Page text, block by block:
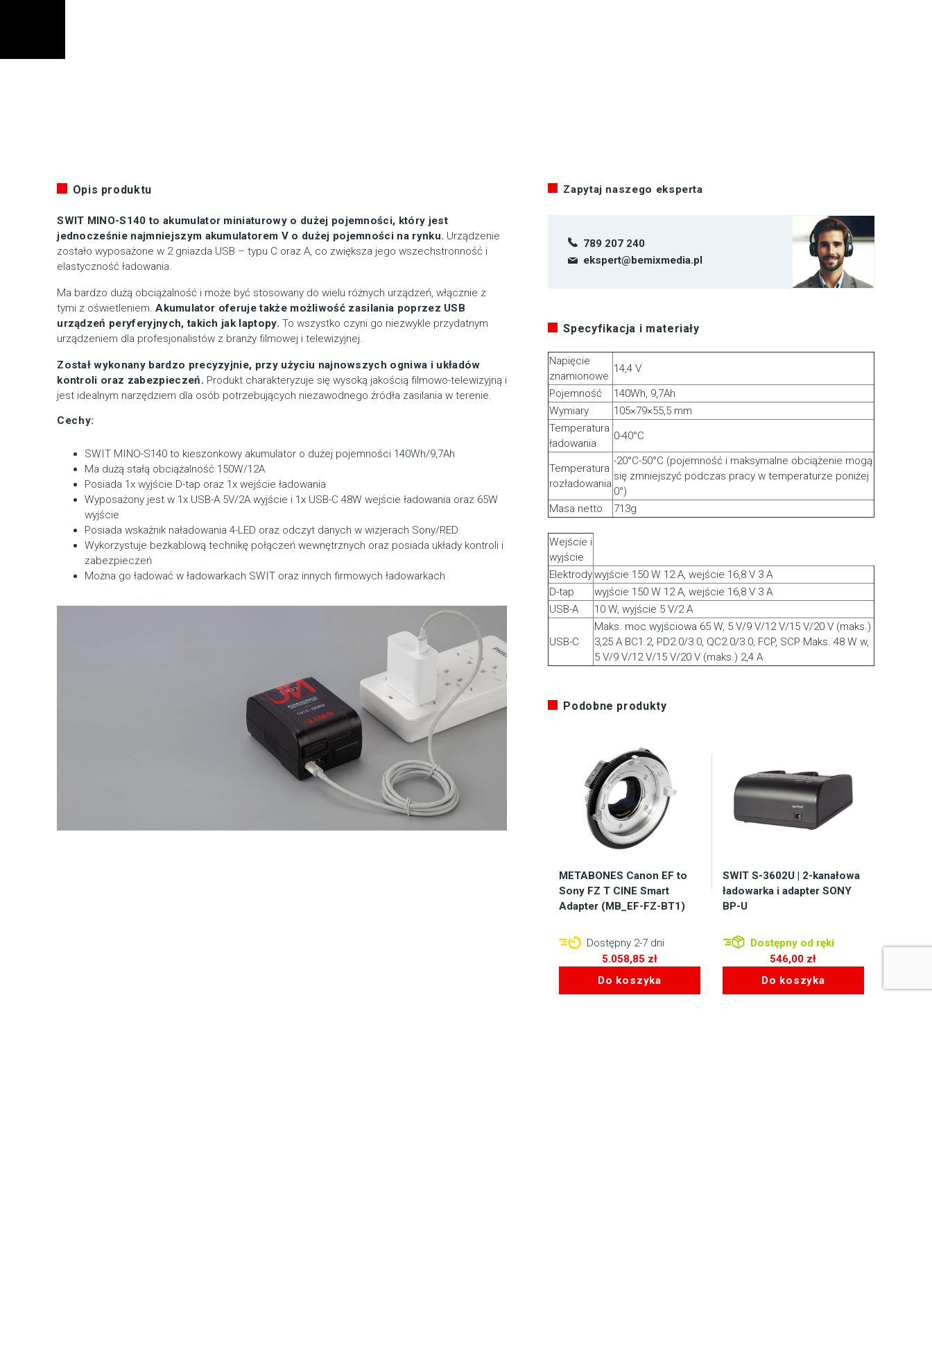
Opis produktu
SWIT MINO-S140 to akumulator miniaturowy o dużej pojemności, który jest
jednocześnie najmniejszym akumulatorem V o dużej pojemności na rynku. Urządzenie
zostało wyposażone w 2 gniazda USB – typu C oraz A, co zwiększa jego wszechstronność i
elastyczność ładowania.
Ma bardzo dużą obciążalność i może być stosowany do wielu różnych urządzeń, włącznie z
tymi z oświetleniem.Akumulator oferuje także możliwość zasilania poprzez USB
urządzeń peryferyjnych, takich jak laptopy. To wszystko czyni go niezwykle przydatnym
urządzeniem dla profesjonalistów z branży filmowej i telewizyjnej.
Został wykonany bardzo precyzyjnie, przy użyciu najnowszych ogniwa i układów
kontroli oraz zabezpieczeń. Produkt charakteryzuje się wysoką jakością filmowo-telewizyjną i
jest idealnym narzędziem dla osób potrzebujących niezawodnego źródła zasilania w terenie.
Cechy:
SWIT MINO-S140 to kieszonkowy akumulator o dużej pojemności 140Wh/9,7Ah
Ma dużą stałą obciążalność 150W/12A
Posiada 1x wyjście D-tap oraz 1x wejście ładowania
Wyposażony jest w 1x USB-A 5V/2A wyjście i 1x USB-C 48W wejście ładowania oraz 65W
wyjście
Posiada wskaźnik naładowania 4-LED oraz odczyt danych w wizjerach Sony/RED
Wykorzystuje bezkablową technikę połączeń wewnętrznych oraz posiada układy kontroli i
zabezpieczeń
Można go ładować w ładowarkach SWIT oraz innych firmowych ładowarkach
Zapytaj naszego eksperta
789 207 240
ekspert@bemixmedia.pl
Specyfikacja i materiały
Napięcie
znamionowe
14,4 V
Pojemność
140Wh, 9,7Ah
Wymiary
105×79×55,5 mm
Temperatura
ładowania
0-40°C
Temperatura
rozładowania
-20°C-50°C (pojemność i maksymalne obciążenie mogą
się zmniejszyć podczas pracy w temperaturze poniżej
0°)
Masa netto
713g
Wejście i
wyjście
Elektrodywyjście 150 W 12 A, wejście 16,8 V 3 A
D-tap
wyjście 150 W 12 A, wejście 16,8 V 3 A
USB-A
10 W, wyjście 5 V/2 A
USB-C
Maks. moc wyjściowa 65 W, 5 V/9 V/12 V/15 V/20 V (maks.)
3,25 A BC1.2, PD2.0/3.0, QC2.0/3.0, FCP, SCP Maks. 48 W w,
5 V/9 V/12 V/15 V/20 V (maks.) 2,4 A
Podobne produkty
METABONES Canon EF to
Sony FZ T CINE Smart
Adapter (MB_EF-FZ-BT1)
Dostępny 2-7 dni
5.058,85 zł
Do koszyka
SWIT S-3602U | 2-kanałowa
ładowarka i adapter SONY
BP-U
Dostępny od ręki
546,00 zł
Do koszyka